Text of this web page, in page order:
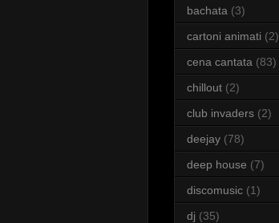
bachata (3)
cartoni animati (2)
cena cantata (83)
chillout (2)
club invaders (2)
deejay (78)
deep house (7)
discomusic (1)
dj (35)